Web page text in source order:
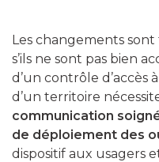
Les changements
s’ils ne sont pas bien
d’un contrôle d’accès
d’un territoire
communication
de déploiement des
dispositif aux usagers